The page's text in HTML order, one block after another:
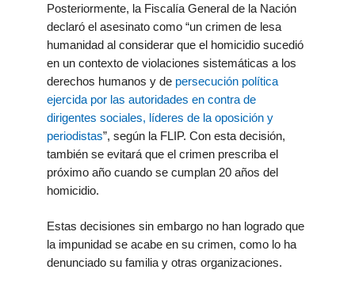
Posteriormente, la Fiscalía General de la Nación
declaró el asesinato como “un crimen de lesa
humanidad al considerar que el homicidio sucedió
en un contexto de violaciones sistemáticas a los
derechos humanos y de persecución política
ejercida por las autoridades en contra de
dirigentes sociales, líderes de la oposición y
periodistas”, según la FLIP. Con esta decisión,
también se evitará que el crimen prescriba el
próximo año cuando se cumplan 20 años del
homicidio.
Estas decisiones sin embargo no han logrado que
la impunidad se acabe en su crimen, como lo ha
denunciado su familia y otras organizaciones.